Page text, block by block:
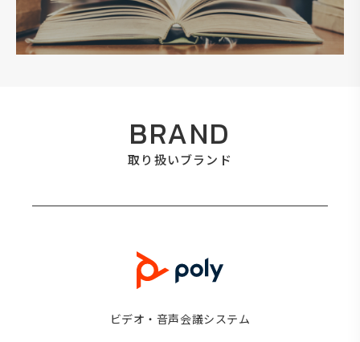
BRAND
取り扱いブランド
ビデオ・音声会議システム